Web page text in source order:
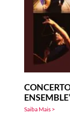
Saiba Mais >